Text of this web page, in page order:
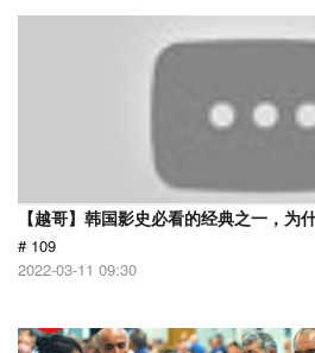
【越哥】韩国影史必看的经典之一，为
# 109
2022-03-11 09:30